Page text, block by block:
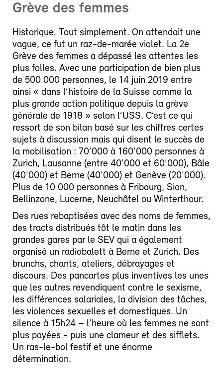
Grève des femmes
Historique. Tout simplement. On attendait une
vague, ce fut un raz-de-marée violet. La 2e
Grève des femmes a dépassé les attentes les
plus folles. Avec une participation de bien plus
de 500 000 personnes, le 14 juin 2019 entre
ainsi « dans l’histoire de la Suisse comme la
plus grande action politique depuis la grève
générale de 1918 » selon l’USS. C’est ce qui
ressort de son bilan basé sur les chiffres certes
sujets à discussion mais qui disent le succès de
la mobilisation : 70’000 à 160’000 personnes à
Zurich, Lausanne (entre 40’000 et 60’000), Bâle
(40’000) et Berne (40’000) et Genève (20’000).
Plus de 10 000 personnes à Fribourg, Sion,
Bellinzone, Lucerne, Neuchâtel ou Winterthour.
Des rues rebaptisées avec des noms de femmes,
des tracts distribués tôt le matin dans les
grandes gares par le SEV qui a également
organisé un radiobalett à Berne et Zurich. Des
brunchs, chants, ateliers, débrayages et
discours. Des pancartes plus inventives les unes
que les autres revendiquent contre le sexisme,
les différences salariales, la division des tâches,
les violences sexuelles et domestiques. Un
silence à 15h24 – l’heure où les femmes ne sont
plus payées - puis une clameur et des sifflets.
Un ras-le-bol festif et une énorme
détermination.